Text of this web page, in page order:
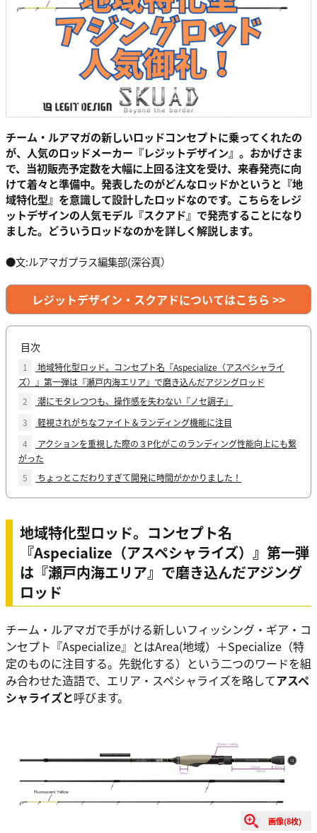
チーム・ルアマガの新しいロッドコンセプトに乗ってくれたの
が、人気のロッドメーカー『レジットデザイン』。おかげさま
で、当初販売予定数を大幅に上回る注文を受け、来春発売に向
けて着々と準備中。発表したのがどんなロッドかというと『地
域特化型』を意識して設計したロッドなのです。こちらをレジ
ットデザインの人気モデル『スクアド』で発売することになり
ました。どういうロッドなのかを詳しく解説します。
●文:ルアマガプラス編集部(深谷真）
レジットデザイン・スクアドについてはこちら >>
目次
1
地域特化型ロッド。コンセプト名『Aspecialize（アスペシャライ
ズ）』第一弾は『瀬戸内海エリア』で磨き込んだアジングロッド
2
潮にモタレつつも、操作感を失わない『ノセ調子』
3
軽視されがちなファイト＆ランディング機能に注目
4
アクションを重視した際の３P化がこのランディング性能向上にも繋
がった
5
ちょっとこだわりすぎて開発に時間がかかりました！
地域特化型ロッド。コンセプト名
『Aspecialize（アスペシャライズ）』第一弾
は『瀬戸内海エリア』で磨き込んだアジング
ロッド
チーム・ルアマガで手がける新しいフィッシング・ギア・コ
ンセプト『Aspecialize』とはArea(地域）＋Specialize（特
定のものに注目する。先鋭化する）という二つのワードを組
み合わせた造語で、エリア・スペシャライズを略してアスペ
シャライズと呼びます。
画像(8枚)